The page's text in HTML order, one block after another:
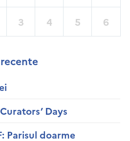
3 4 5 6
Days
Parisul doarme